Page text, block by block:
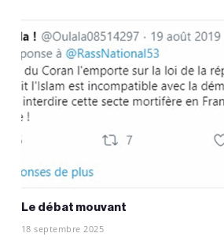
Le débat mouvant
18 septembre 2025